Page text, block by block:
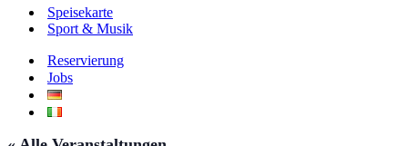
Speisekarte
Sport & Musik
Reservierung
Jobs